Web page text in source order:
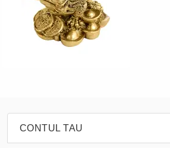
CONTUL TAU